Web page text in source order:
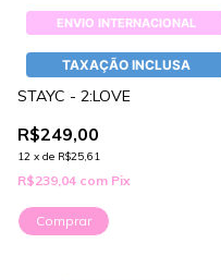
ENVIO INTERNACIONAL
TAXAÇÃO INCLUSA
STAYC - 2:LOVE
R$249,00
12 x de R$25,61
R$239,04 com Pix
Comprar